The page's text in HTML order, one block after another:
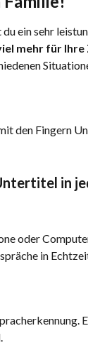
ein sehr
mehr für
den Fingern
in
oder
in